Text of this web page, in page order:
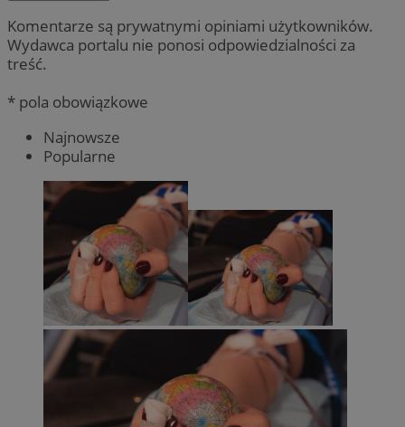
Komentarze są prywatnymi opiniami użytkowników.
Wydawca portalu nie ponosi odpowiedzialności za
treść.
* pola obowiązkowe
Najnowsze
Popularne